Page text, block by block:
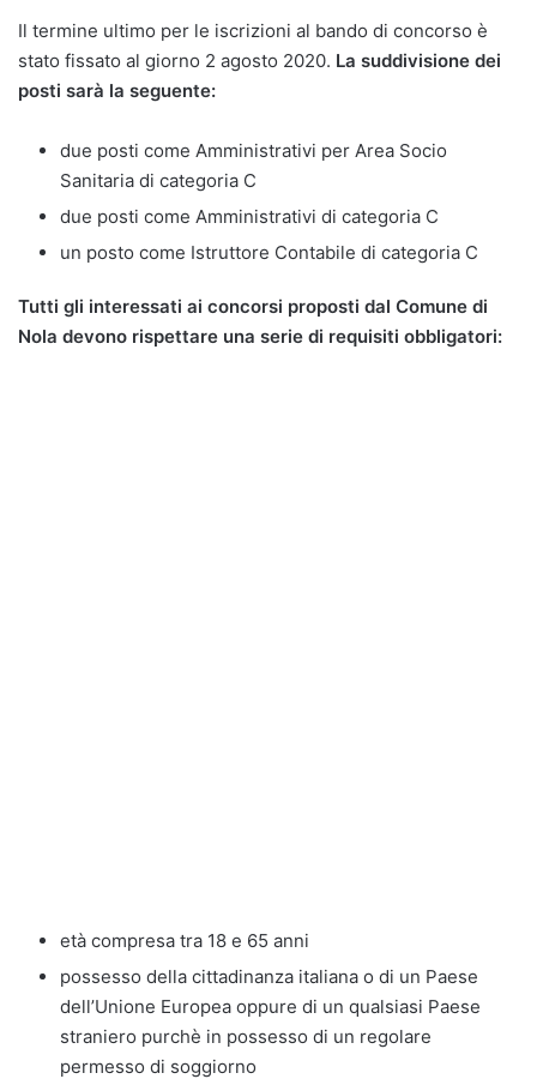
Il termine ultimo per le iscrizioni al bando di concorso è
stato fissato al giorno 2 agosto 2020. La suddivisione dei
posti sarà la seguente:
due posti come Amministrativi per Area Socio
Sanitaria di categoria C
due posti come Amministrativi di categoria C
un posto come Istruttore Contabile di categoria C
Tutti gli interessati ai concorsi proposti dal Comune di
Nola devono rispettare una serie di requisiti obbligatori:
età compresa tra 18 e 65 anni
possesso della cittadinanza italiana o di un Paese
dell’Unione Europea oppure di un qualsiasi Paese
straniero purchè in possesso di un regolare
permesso di soggiorno